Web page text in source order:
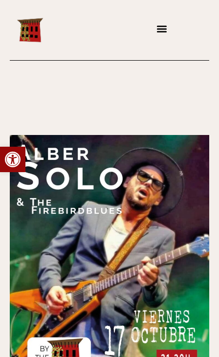
Abrir barra de herramientas